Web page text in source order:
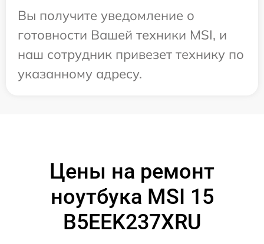
Вы получите уведомление о
готовности Вашей техники MSI, и
наш сотрудник привезет технику по
указанному адресу.
Цены на ремонт
ноутбука MSI 15
B5EEK237XRU